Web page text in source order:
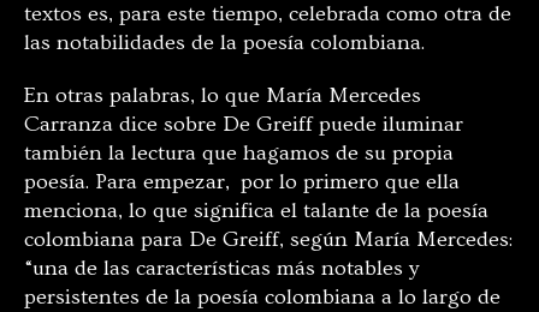
textos es, para este tiempo, celebrada como otra de
las notabilidades de la poesía colombiana.
En otras palabras, lo que María Mercedes
Carranza dice sobre De Greiff puede iluminar
también la lectura que hagamos de su propia
poesía. Para empezar, por lo primero que ella
menciona, lo que significa el talante de la poesía
colombiana para De Greiff, según María Mercedes:
“una de las características más notables y
persistentes de la poesía colombiana a lo largo de